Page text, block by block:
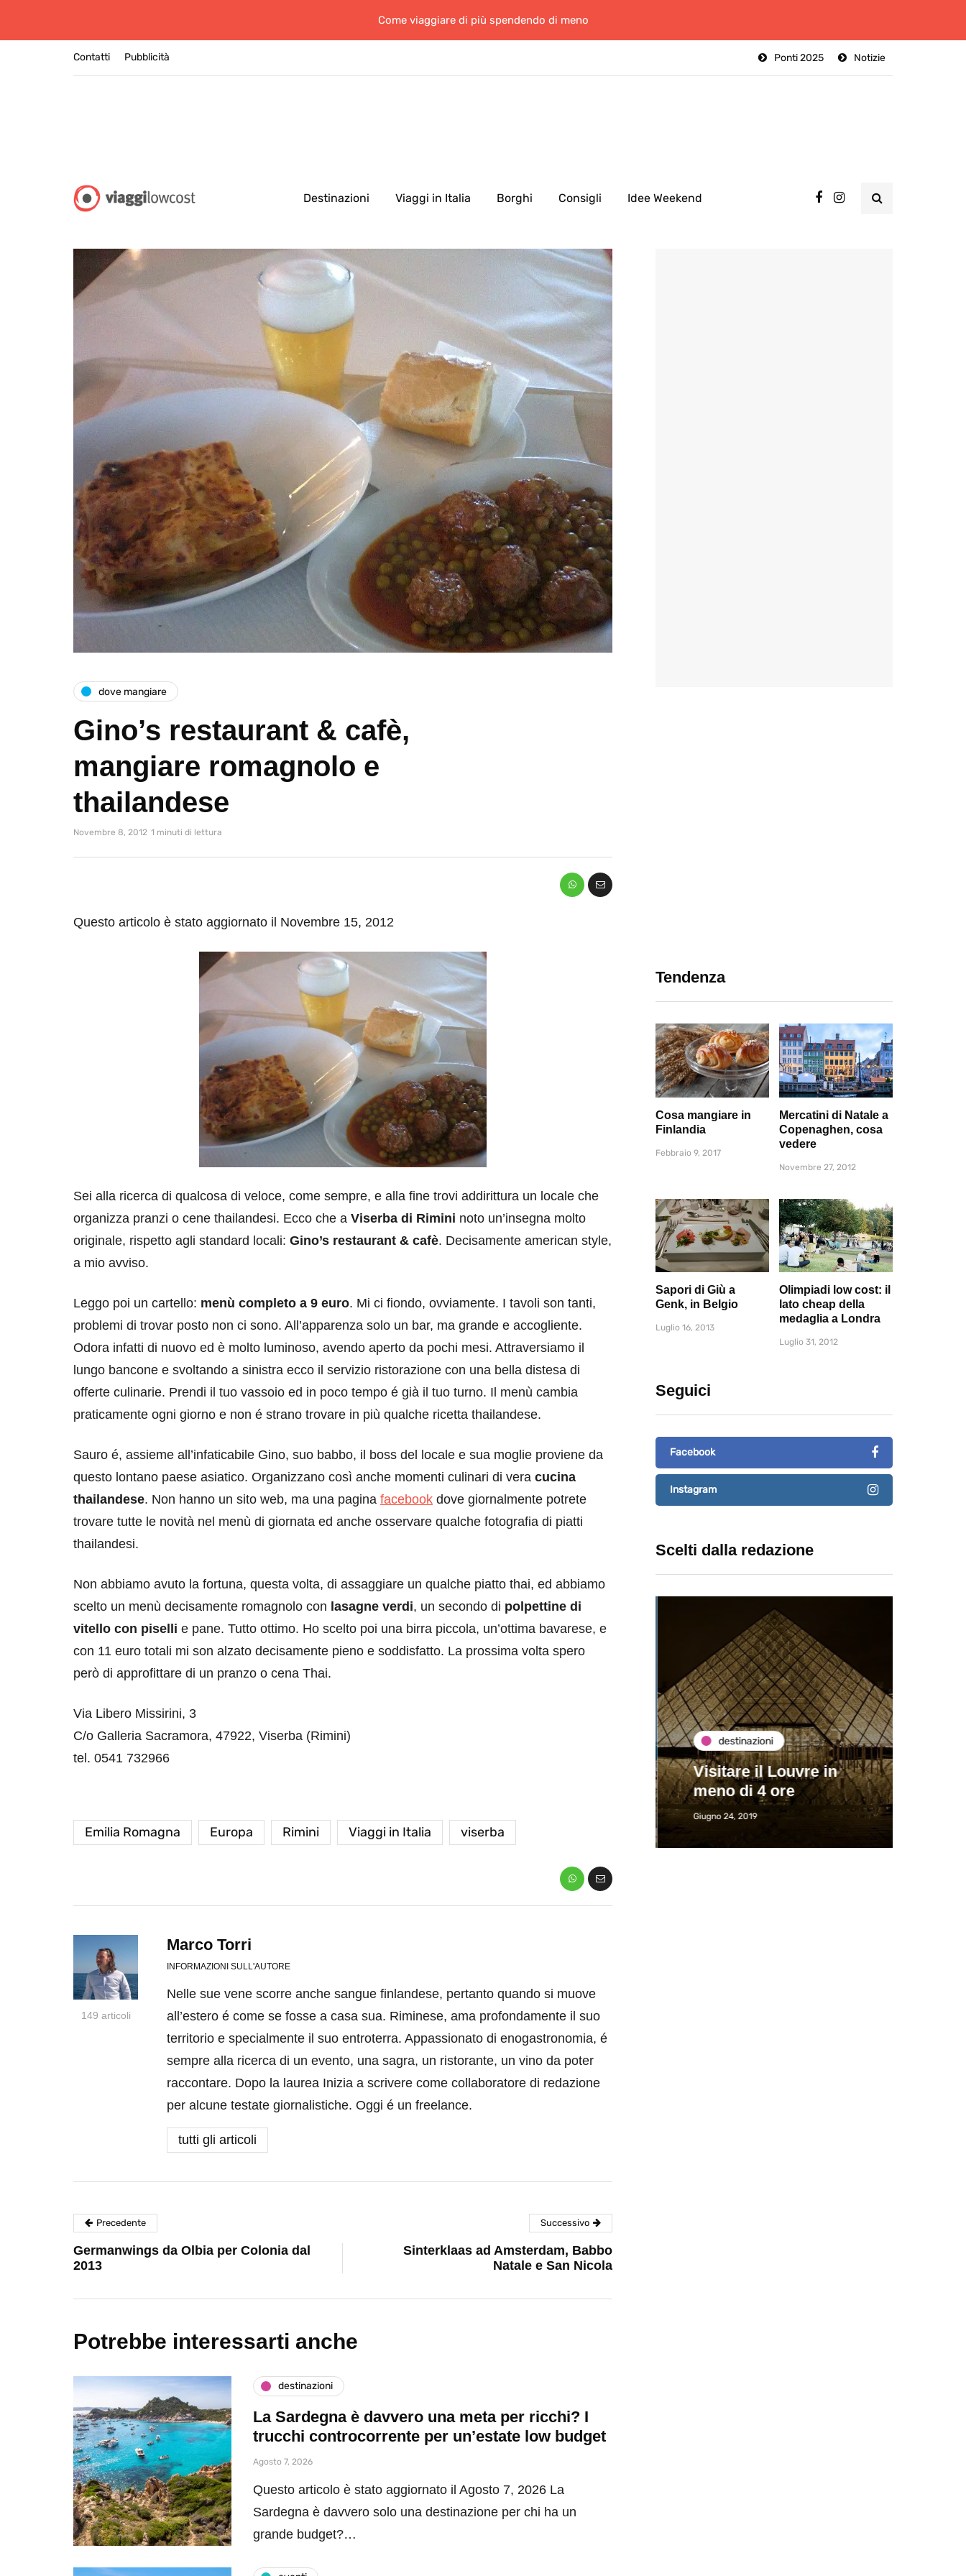
Come viaggiare di più spendendo di meno
Contatti Notizie
Ponti 2025
Pubblicità
Destinazioni Viaggi in Italia Borghi Consigli Idee Weekend
dove mangiare
Gino’s restaurant & cafè,
mangiare romagnolo e
thailandese
Novembre 8, 2012 1 minuti di lettura
Questo articolo è stato aggiornato il Novembre 15, 2012
Sei alla ricerca di qualcosa di veloce, come sempre, e alla fine trovi addirittura un locale che
organizza pranzi o cene thailandesi. Ecco che a Viserba di Rimini noto un’insegna molto
originale, rispetto agli standard locali: Gino’s restaurant & cafè. Decisamente american style,
a mio avviso.
Leggo poi un cartello: menù completo a 9 euro. Mi ci fiondo, ovviamente. I tavoli son tanti,
problemi di trovar posto non ci sono. All’apparenza solo un bar, ma grande e accogliente.
Odora infatti di nuovo ed è molto luminoso, avendo aperto da pochi mesi. Attraversiamo il
lungo bancone e svoltando a sinistra ecco il servizio ristorazione con una bella distesa di
offerte culinarie. Prendi il tuo vassoio ed in poco tempo é già il tuo turno. Il menù cambia
praticamente ogni giorno e non é strano trovare in più qualche ricetta thailandese.
Sauro é, assieme all’infaticabile Gino, suo babbo, il boss del locale e sua moglie proviene da
questo lontano paese asiatico. Organizzano così anche momenti culinari di vera cucina
thailandese. Non hanno un sito web, ma una pagina facebook dove giornalmente potrete
trovare tutte le novità nel menù di giornata ed anche osservare qualche fotografia di piatti
thailandesi.
Non abbiamo avuto la fortuna, questa volta, di assaggiare un qualche piatto thai, ed abbiamo
scelto un menù decisamente romagnolo con lasagne verdi, un secondo di polpettine di
vitello con piselli e pane. Tutto ottimo. Ho scelto poi una birra piccola, un’ottima bavarese, e
con 11 euro totali mi son alzato decisamente pieno e soddisfatto. La prossima volta spero
però di approfittare di un pranzo o cena Thai.
Via Libero Missirini, 3
C/o Galleria Sacramora, 47922, Viserba (Rimini)
tel. 0541 732966
Emilia Romagna Europa Rimini Viaggi in Italia viserba
Tendenza
Cosa mangiare in
Finlandia
Febbraio 9, 2017
Mercatini di Natale a
Copenaghen, cosa
vedere
Novembre 27, 2012
Sapori di Giù a
Genk, in Belgio
Luglio 16, 2013
Olimpiadi low cost: il
lato cheap della
medaglia a Londra
Luglio 31, 2012
Seguici
Facebook
Instagram
Scelti dalla redazione
destinazioni destinazioni
Visitare il Louvre in
meno di 4 ore
Giugno 24, 2019
149 articoli
Marco Torri
INFORMAZIONI SULL'AUTORE
Nelle sue vene scorre anche sangue finlandese, pertanto quando si muove
all’estero é come se fosse a casa sua. Riminese, ama profondamente il suo
territorio e specialmente il suo entroterra. Appassionato di enogastronomia, é
sempre alla ricerca di un evento, una sagra, un ristorante, un vino da poter
raccontare. Dopo la laurea Inizia a scrivere come collaboratore di redazione
per alcune testate giornalistiche. Oggi é un freelance.
tutti gli articoli
Precedente
Germanwings da Olbia per Colonia dal
2013
Successivo
Sinterklaas ad Amsterdam, Babbo
Natale e San Nicola
Potrebbe interessarti anche
destinazioni
La Sardegna è davvero una meta per ricchi? I
trucchi controcorrente per un’estate low budget
Agosto 7, 2026
Questo articolo è stato aggiornato il Agosto 7, 2026 La
Sardegna è davvero solo una destinazione per chi ha un
grande budget?…